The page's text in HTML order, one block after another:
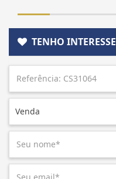
TENHO INTERESSE
Venda